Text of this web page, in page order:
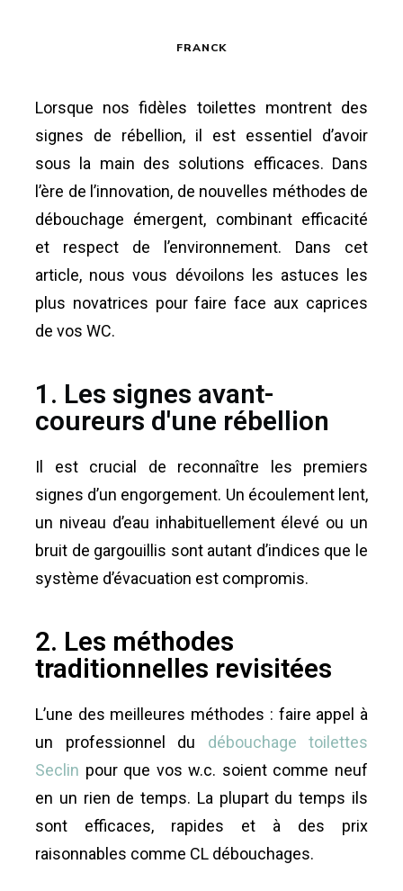
FRANCK
Lorsque nos fidèles toilettes montrent des
signes de rébellion, il est essentiel d’avoir
sous la main des solutions efficaces. Dans
l’ère de l’innovation, de nouvelles méthodes de
débouchage émergent, combinant efficacité
et respect de l’environnement. Dans cet
article, nous vous dévoilons les astuces les
plus novatrices pour faire face aux caprices
de vos WC.
1. Les signes avant-
coureurs d'une rébellion
Il est crucial de reconnaître les premiers
signes d’un engorgement. Un écoulement lent,
un niveau d’eau inhabituellement élevé ou un
bruit de gargouillis sont autant d’indices que le
système d’évacuation est compromis.
2. Les méthodes
traditionnelles revisitées
L’une des meilleures méthodes : faire appel à
un professionnel du débouchage toilettes
Seclin pour que vos w.c. soient comme neuf
en un rien de temps. La plupart du temps ils
sont efficaces, rapides et à des prix
raisonnables comme CL débouchages.